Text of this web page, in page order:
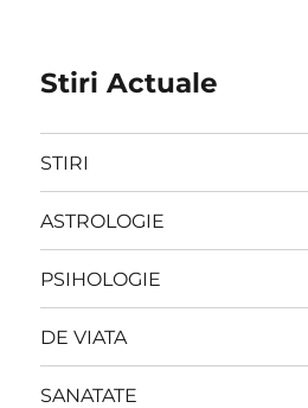
Stiri Actuale
STIRI
ASTROLOGIE
PSIHOLOGIE
DE VIATA
SANATATE